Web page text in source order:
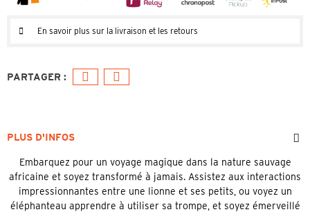
En savoir plus sur la livraison et les retours
PLUS D'INFOS
Embarquez pour un voyage magique dans la nature sauvage
africaine et soyez transformé à jamais. Assistez aux interactions
impressionnantes entre une lionne et ses petits, ou voyez un
éléphanteau apprendre à utiliser sa trompe, et soyez émerveillé